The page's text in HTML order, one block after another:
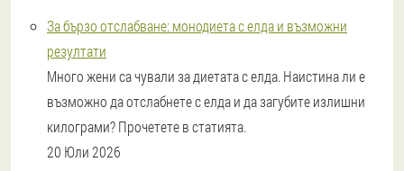
За бързо отслабване: монодиета с елда и възможни
резултати
Много жени са чували за диетата с елда. Наистина ли е
възможно да отслабнете с елда и да загубите излишни
килограми? Прочетете в статията.
20 Юли 2026